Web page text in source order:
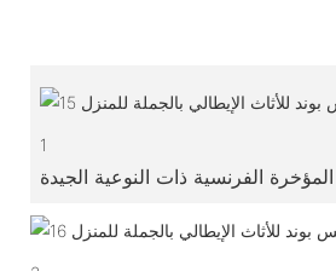
1
الفرنسية ذات النوعية الجيدة